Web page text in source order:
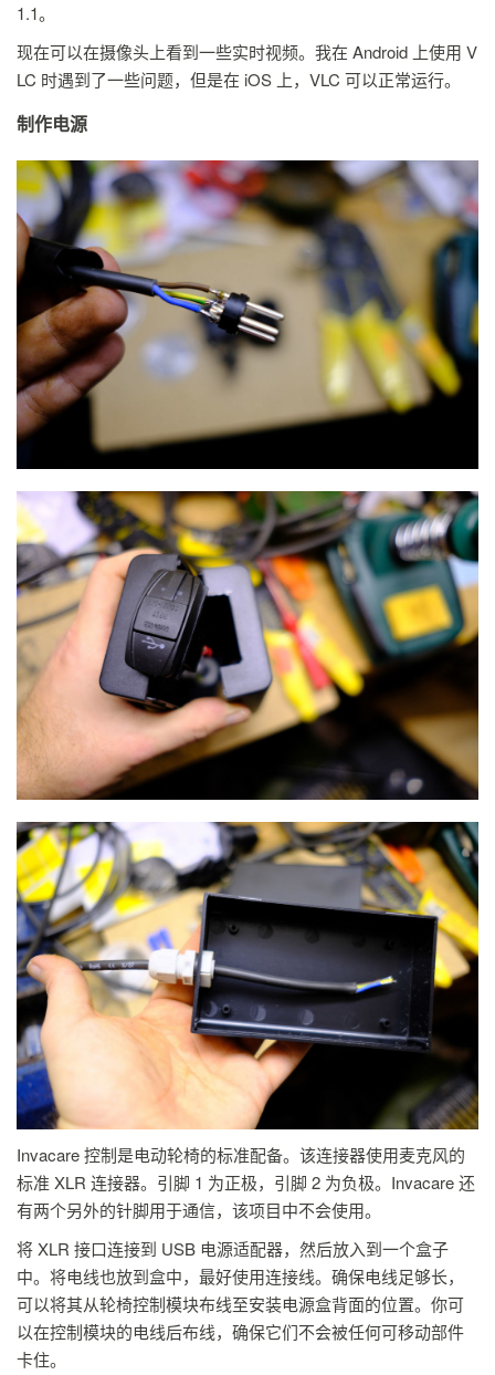
1.1。
现在可以在摄像头上看到一些实时视频。我在 Android 上使用 V
LC 时遇到了一些问题，但是在 iOS 上，VLC 可以正常运行。
制作电源
Invacare 控制是电动轮椅的标准配备。该连接器使用麦克风的
标准 XLR 连接器。引脚 1 为正极，引脚 2 为负极。Invacare 还
有两个另外的针脚用于通信，该项目中不会使用。
将 XLR 接口连接到 USB 电源适配器，然后放入到一个盒子
中。将电线也放到盒中，最好使用连接线。确保电线足够长，
可以将其从轮椅控制模块布线至安装电源盒背面的位置。你可
以在控制模块的电线后布线，确保它们不会被任何可移动部件
卡住。